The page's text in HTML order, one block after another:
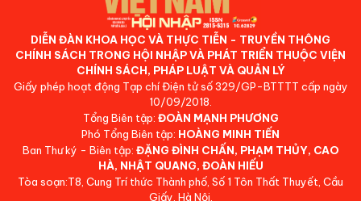
DIỄN ĐÀN KHOA HỌC VÀ THỰC TIỄN - TRUYỀN THÔNG
CHÍNH SÁCH TRONG HỘI NHẬP VÀ PHÁT TRIỂN THUỘC VIỆN
CHÍNH SÁCH, PHÁP LUẬT VÀ QUẢN LÝ
Giấy phép hoạt động Tạp chí Điện tử số 329/GP-BTTTT cấp ngày
10/09/2018.
Tổng Biên tập: ĐOÀN MẠNH PHƯƠNG
Phó Tổng Biên tập: HOÀNG MINH TIẾN
Ban Thư ký - Biên tập: ĐẶNG ĐÌNH CHẤN, PHẠM THỦY, CAO
HÀ, NHẬT QUANG, ĐOÀN HIẾU
Tòa soạn:T8, Cung Trí thức Thành phố, Số 1 Tôn Thất Thuyết, Cầu
Giấy, Hà Nội.